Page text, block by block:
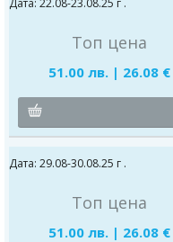
Топ цена
51.00 лв. | 26.08 €
Дата: 29.08-30.08.25 г .
Топ цена
51.00 лв. | 26.08 €